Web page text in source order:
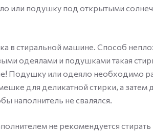
или подушку под открытыми
в стиральной машине. Способ
одеялами и подушками такая
Подушку или одеяло необходимо
для деликатной стирки, а затем
наполнитель не свалялся.
не рекомендуется стирать